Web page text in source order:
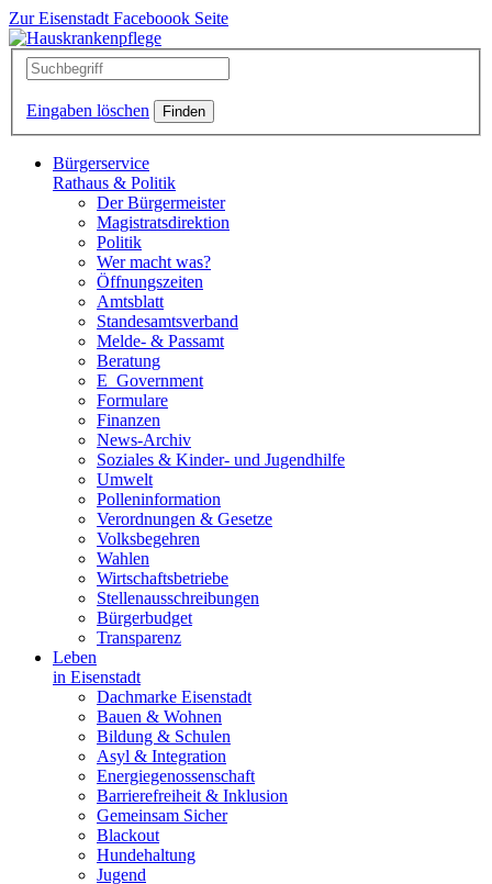
Zur Eisenstadt Faceboook Seite
Eingaben löschen
Bürgerservice
Rathaus & Politik
Der Bürgermeister
Magistratsdirektion
Politik
Wer macht was?
Öffnungszeiten
Amtsblatt
Standesamtsverband
Melde- & Passamt
Beratung
E_Government
Formulare
Finanzen
News-Archiv
Soziales & Kinder- und Jugendhilfe
Umwelt
Polleninformation
Verordnungen & Gesetze
Volksbegehren
Wahlen
Wirtschaftsbetriebe
Stellenausschreibungen
Bürgerbudget
Transparenz
Leben
in Eisenstadt
Dachmarke Eisenstadt
Bauen & Wohnen
Bildung & Schulen
Asyl & Integration
Energiegenossenschaft
Barrierefreiheit & Inklusion
Gemeinsam Sicher
Blackout
Hundehaltung
Jugend